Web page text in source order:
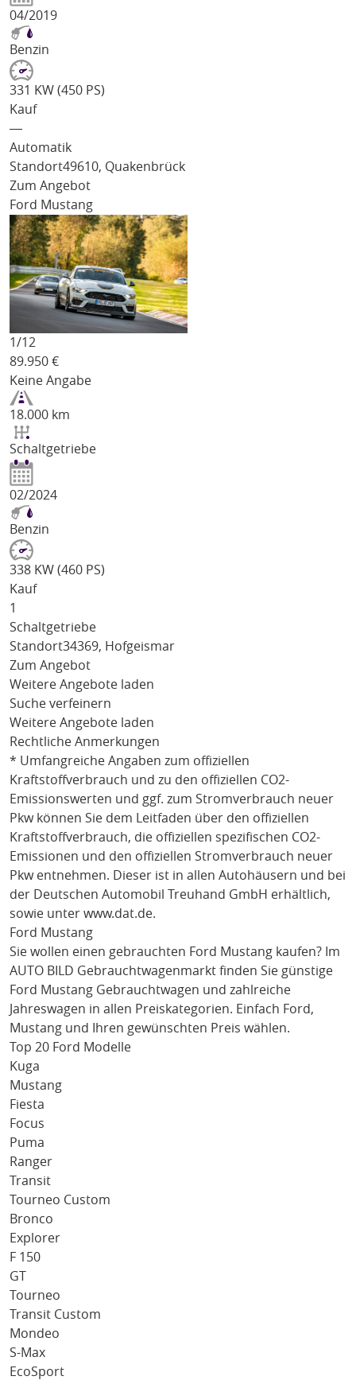
04/2019
Benzin
331 KW (450 PS)
Kauf
―
Automatik
Standort49610, Quakenbrück
Zum Angebot
Ford Mustang
1/12
89.950 €
Keine Angabe
18.000 km
Schaltgetriebe
02/2024
Benzin
338 KW (460 PS)
Kauf
1
Schaltgetriebe
Standort34369, Hofgeismar
Zum Angebot
Weitere Angebote laden
Suche verfeinern
Weitere Angebote laden
Rechtliche Anmerkungen
* Umfangreiche Angaben zum offiziellen
Kraftstoffverbrauch und zu den offiziellen CO2-
Emissionswerten und ggf. zum Stromverbrauch neuer
Pkw können Sie dem Leitfaden über den offiziellen
Kraftstoffverbrauch, die offiziellen spezifischen CO2-
Emissionen und den offiziellen Stromverbrauch neuer
Pkw entnehmen. Dieser ist in allen Autohäusern und bei
der Deutschen Automobil Treuhand GmbH erhältlich,
sowie unter www.dat.de.
Ford Mustang
Sie wollen einen gebrauchten Ford Mustang kaufen? Im
AUTO BILD Gebrauchtwagenmarkt finden Sie günstige
Ford Mustang Gebrauchtwagen und zahlreiche
Jahreswagen in allen Preiskategorien. Einfach Ford,
Mustang und Ihren gewünschten Preis wählen.
Top 20 Ford Modelle
Kuga
Mustang
Fiesta
Focus
Puma
Ranger
Transit
Tourneo Custom
Bronco
Explorer
F 150
GT
Tourneo
Transit Custom
Mondeo
S-Max
EcoSport